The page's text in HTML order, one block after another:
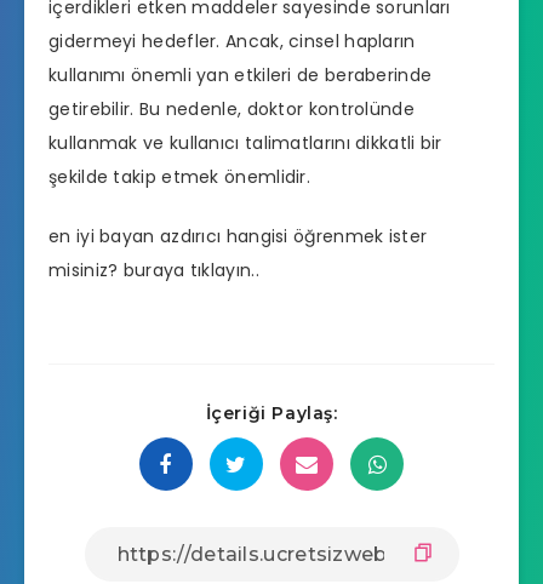
içerdikleri etken maddeler sayesinde sorunları
gidermeyi hedefler. Ancak, cinsel hapların
kullanımı önemli yan etkileri de beraberinde
getirebilir. Bu nedenle, doktor kontrolünde
kullanmak ve kullanıcı talimatlarını dikkatli bir
şekilde takip etmek önemlidir.
en iyi bayan azdırıcı hangisi öğrenmek ister
misiniz? buraya tıklayın..
İçeriği Paylaş: